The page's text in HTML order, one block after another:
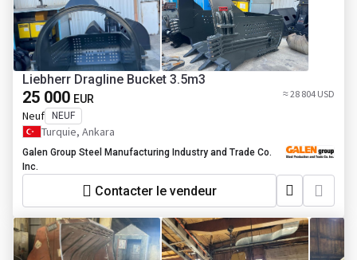
Liebherr Dragline Bucket 3.5m3
25 000 EUR ≈ 28 804 USD
Neuf NEUF
Turquie, Ankara
Galen Group Steel Manufacturing Industry and Trade Co.
Inc.
Contacter le vendeur